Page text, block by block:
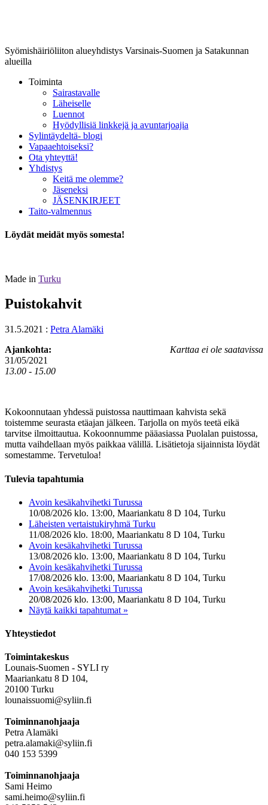
Syömishäiriöliiton alueyhdistys Varsinais-Suomen ja Satakunnan
alueilla
Toiminta
Sairastavalle
Läheiselle
Luennot
Hyödyllisiä linkkejä ja avuntarjoajia
Sylintäydeltä- blogi
Vapaaehtoiseksi?
Ota yhteyttä!
Yhdistys
Keitä me olemme?
Jäseneksi
JÄSENKIRJEET
Taito-valmennus
Löydät meidät myös somesta!
Made in Turku
Puistokahvit
31.5.2021 : Petra Alamäki
Karttaa ei ole saatavissa
Ajankohta:
31/05/2021
13.00 - 15.00
Kokoonnutaan yhdessä puistossa nauttimaan kahvista sekä
toistemme seurasta etäajan jälkeen. Tarjolla on myös teetä eikä
tarvitse ilmoittautua. Kokoonnumme pääasiassa Puolalan puistossa,
mutta vaihdellaan myös paikkaa välillä. Lisätietoja sijainnista löydät
somestamme. Tervetuloa!
Tulevia tapahtumia
Avoin kesäkahvihetki Turussa
10/08/2026 klo. 13:00, Maariankatu 8 D 104, Turku
Läheisten vertaistukiryhmä Turku
11/08/2026 klo. 18:00, Maariankatu 8 D 104, Turku
Avoin kesäkahvihetki Turussa
13/08/2026 klo. 13:00, Maariankatu 8 D 104, Turku
Avoin kesäkahvihetki Turussa
17/08/2026 klo. 13:00, Maariankatu 8 D 104, Turku
Avoin kesäkahvihetki Turussa
20/08/2026 klo. 13:00, Maariankatu 8 D 104, Turku
Näytä kaikki tapahtumat »
Yhteystiedot
Toimintakeskus
Lounais-Suomen - SYLI ry
Maariankatu 8 D 104,
20100 Turku
lounaissuomi@syliin.fi
Toiminnanohjaaja
Petra Alamäki
petra.alamaki@syliin.fi
040 153 5399
Toiminnanohjaaja
Sami Heimo
sami.heimo@syliin.fi